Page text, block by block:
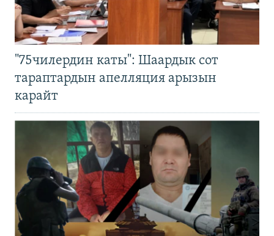
"75чилердин каты": Шаардык сот
тараптардын апелляция арызын
карайт